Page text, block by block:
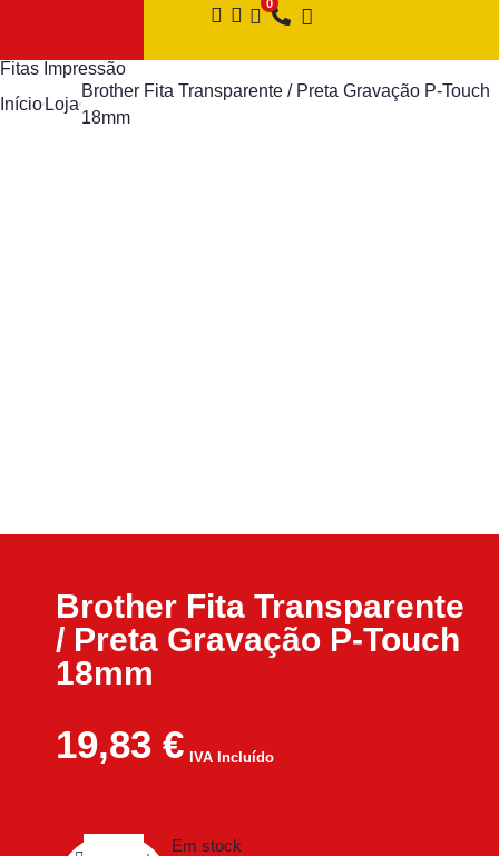
Fitas Impressão
Início Loja
Brother Fita Transparente / Preta Gravação P-Touch
18mm
Brother Fita Transparente
/ Preta Gravação P-Touch
18mm
19,83 € IVA Incluído
Em stock